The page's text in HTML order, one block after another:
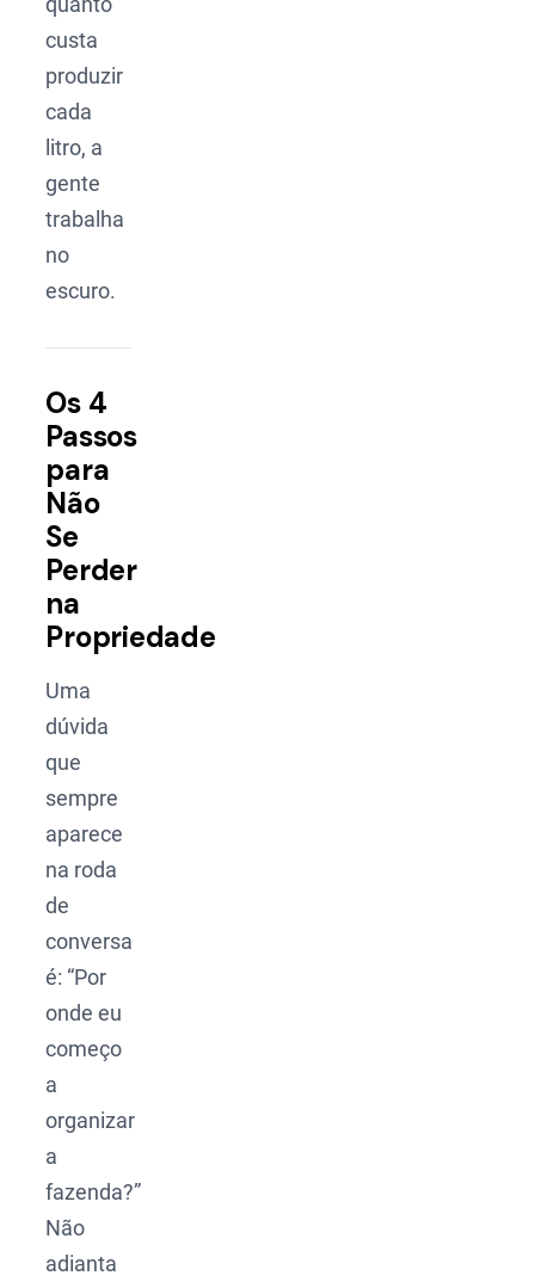
custa
produzir
cada
litro, a
gente
trabalha
no
escuro.
Os 4
Passos
para
Não
Se
Perder
na
Propriedade
Uma
dúvida
que
sempre
aparece
na roda
de
conversa
é: “Por
onde eu
começo
a
organizar
a
fazenda?”
Não
adianta